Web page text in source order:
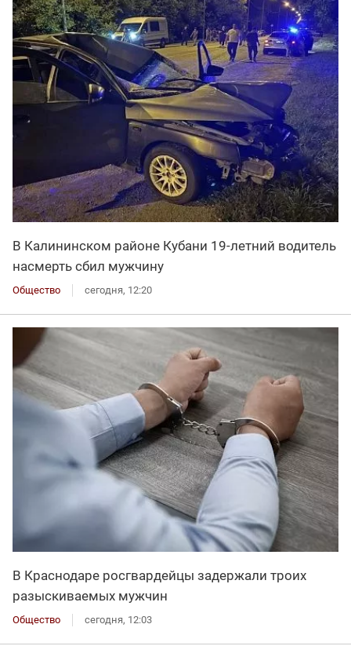
В Калининском районе Кубани 19-летний водитель
насмерть сбил мужчину
Общество сегодня, 12:20
В Краснодаре росгвардейцы задержали троих
разыскиваемых мужчин
Общество сегодня, 12:03